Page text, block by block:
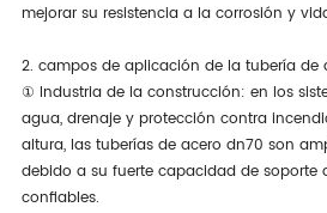
mejorar su resistencia a la corrosión y
2. campos de aplicación de la tubería de
① Industria de la construcción: en los
agua, drenaje y protección contra
altura, las tuberías de acero dn70 son
debido a su fuerte capacidad de soporte
confiables.